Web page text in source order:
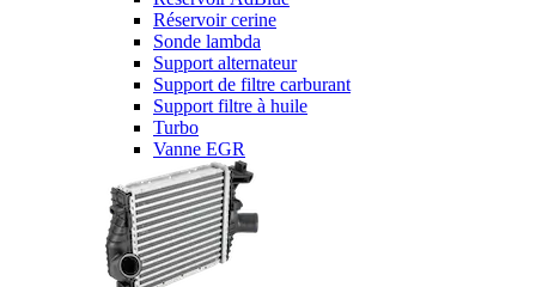
Réservoir cerine
Sonde lambda
Support alternateur
Support de filtre carburant
Support filtre à huile
Turbo
Vanne EGR